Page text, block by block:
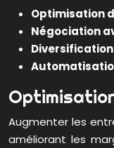
Optimisation
Négociation
Diversification
Augmenter les
améliorant les